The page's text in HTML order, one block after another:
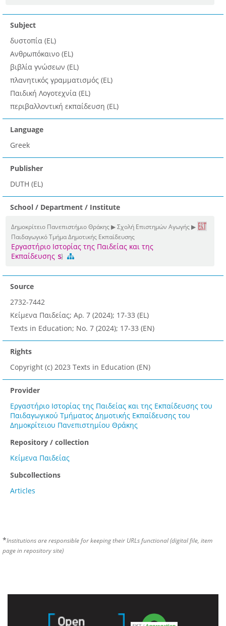
Subject
δυστοπία (EL)
Ανθρωπόκαινο (EL)
βιβλία γνώσεων (EL)
πλανητικός γραμματισμός (EL)
Παιδική Λογοτεχνία (EL)
περιβαλλοντική εκπαίδευση (EL)
Language
Greek
Publisher
DUTH (EL)
School / Department / Institute
Δημοκρίτειο Πανεπιστήμιο Θράκης ▶ Σχολή Επιστημών Αγωγής ▶
Παιδαγωγικό Τμήμα Δημοτικής Εκπαίδευσης
Εργαστήριο Ιστορίας της Παιδείας και της
Εκπαίδευσης
Source
2732-7442
Κείμενα Παιδείας; Αρ. 7 (2024); 17-33 (EL)
Texts in Education; No. 7 (2024); 17-33 (EN)
Rights
Copyright (c) 2023 Texts in Education (EN)
Provider
Εργαστήριο Ιστορίας της Παιδείας και της Εκπαίδευσης του
Παιδαγωγικού Τμήματος Δημοτικής Εκπαίδευσης του
Δημοκρίτειου Πανεπιστημίου Θράκης
Repository / collection
Κείμενα Παιδείας
Subcollections
Articles
*Institutions are responsible for keeping their URLs functional (digital file, item
page in repository site)